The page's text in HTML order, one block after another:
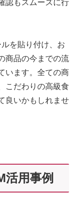
認もスムーズに行
を貼り付け、お
商品の今までの流
います。全ての商
こだわりの高級食
良いかもしれませ
活用事例